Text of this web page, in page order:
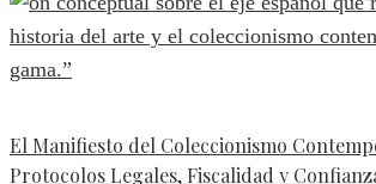
El Manifiesto del Coleccionismo
Protocolos Legales, Fiscalidad y